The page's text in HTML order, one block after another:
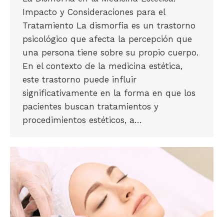
Impacto y Consideraciones para el
Tratamiento La dismorfia es un trastorno
psicológico que afecta la percepción que
una persona tiene sobre su propio cuerpo.
En el contexto de la medicina estética,
este trastorno puede influir
significativamente en la forma en que los
pacientes buscan tratamientos y
procedimientos estéticos, a…